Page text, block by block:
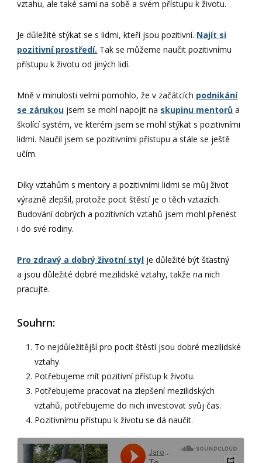
vztahu, ale také sami na sobě a svém přístupu k životu.
Je důležité stýkat se s lidmi, kteří jsou pozitivní. Najít si
pozitivní prostředí. Tak se můžeme naučit pozitivnímu
přístupu k životu od jiných lidí.
Mně v minulosti velmi pomohlo, že v začátcích podnikání
se zárukou jsem se mohl napojit na skupinu mentorů a
školící systém, ve kterém jsem se mohl stýkat s pozitivními
lidmi. Naučil jsem se pozitivními přístupu a stále se ještě
učím.
Díky vztahům s mentory a pozitivními lidmi se můj život
výrazně zlepšil, protože pocit štěstí je o těch vztazích.
Budování dobrých a pozitivních vztahů jsem mohl přenést
i do své rodiny.
Pro zdravý a dobrý životní styl je důležité být šťastný
a jsou důležité dobré mezilidské vztahy, takže na nich
pracujte.
Souhrn:
To nejdůležitější pro pocit štěstí jsou dobré mezilidské
vztahy.
Potřebujeme mít pozitivní přístup k životu.
Potřebujeme pracovat na zlepšení mezilidských
vztahů, potřebujeme do nich investovat svůj čas.
Pozitivnímu přístupu k životu se dá naučit.